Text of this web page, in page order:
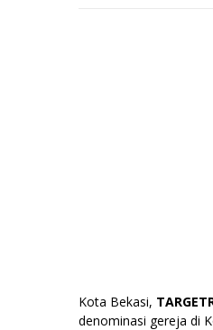
Kota Bekasi,
denominasi gereja di